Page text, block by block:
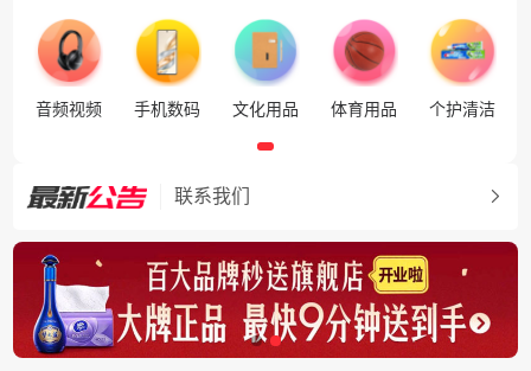
音频视频 手机数码 文化用品 体育用品 个护清洁
联系我们